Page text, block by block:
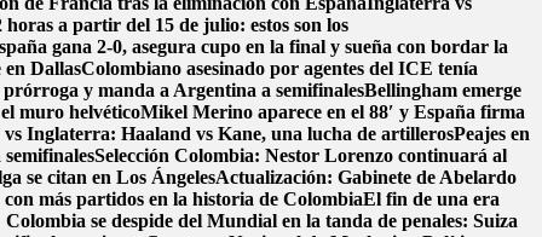
a partir del 15 de julio: estos son los
gana 2-0, asegura cupo en la final y sueña con bordar la
en DallasColombiano asesinado por agentes del ICE tenía
y manda a Argentina a semifinalesBellingham emerge
muro helvéticoMikel Merino aparece en el 88′ y España firma
vs Inglaterra: Haaland vs Kane, una lucha de artillerosPeajes en
Selección Colombia: Nestor Lorenzo continuará al
se citan en Los ÁngelesActualización: Gabinete de Abelardo
más partidos en la historia de ColombiaEl fin de una era
se despide del Mundial en la tanda de penales: Suiza